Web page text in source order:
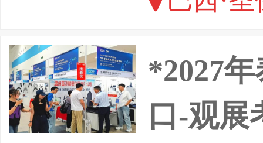
供观展考
*2027
口-观展